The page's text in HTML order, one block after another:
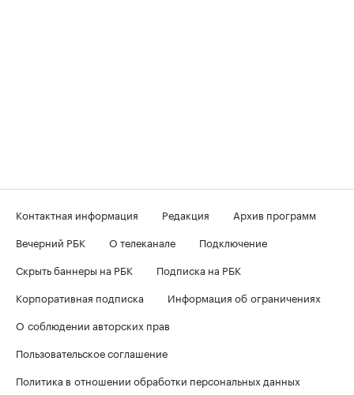
Контактная информация Редакция
Архив программ
Вечерний РБК
О телеканале
Подключение
Скрыть баннеры на РБК
Подписка на РБК
Корпоративная подписка
Информация об ограничениях
О соблюдении авторских прав
Пользовательское соглашение
Политика в отношении обработки персональных данных